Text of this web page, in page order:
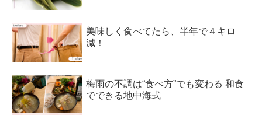
美味しく食べてたら、半年で４キロ
減！
梅雨の不調は“食べ方”でも変わる 和食
でできる地中海式